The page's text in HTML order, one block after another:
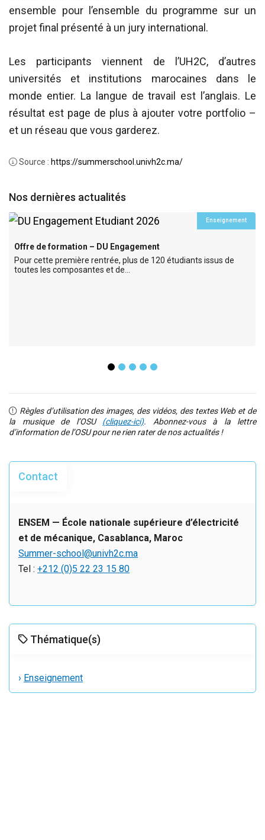
ensemble pour l’ensemble du programme sur un
projet final présenté à un jury international.
Les participants viennent de l’UH2C, d’autres
universités et institutions marocaines dans le
monde entier. La langue de travail est l’anglais. Le
résultat est page de plus à ajouter votre portfolio –
et un réseau que vous garderez.
Source : https://summerschool.univh2c.ma/
Nos dernières actualités
Enseignement
Offre de formation – DU Engagement
Pour cette première rentrée, plus de 120 étudiants issus de
toutes les composantes et de…
Règles d’utilisation des images, des vidéos, des textes Web et de
la musique de l’OSU (cliquez-ici). Abonnez-vous à la lettre
d’information de l’OSU pour ne rien rater de nos actualités !
Contact
ENSEM — École nationale supérieure d’électricité
et de mécanique, Casablanca, Maroc
Summer-school@univh2c.ma
Tel : +212 (0)5 22 23 15 80
Thématique(s)
› Enseignement